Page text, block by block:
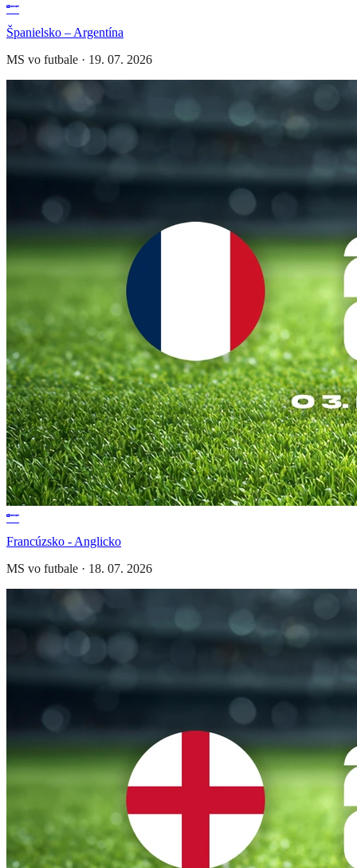
Španielsko – Argentína
MS vo futbale · 19. 07. 2026
Francúzsko - Anglicko
MS vo futbale · 18. 07. 2026